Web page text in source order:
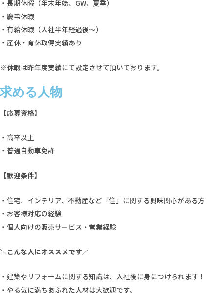
・長期休暇（年末年始、GW、夏季）
・慶弔休暇
・有給休暇（入社半年経過後～）
・産休・育休取得実績あり
※休暇は昨年度実績にて設定させて頂いております。
求める人物
【応募資格】
・高卒以上
・普通自動車免許
【歓迎条件】
・住宅、インテリア、不動産など「住」に関する興味関心がある方
・お客様対応の経験
・個人向けの販売サービス・営業経験
＼こんな人にオススメです／
・建築やリフォームに関する知識は、入社後に身につけられます！
・やる気に満ちあふれた人材は大歓迎です。